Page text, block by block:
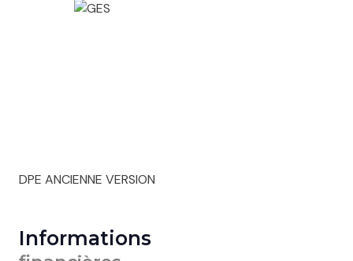
DPE ANCIENNE VERSION
Informations